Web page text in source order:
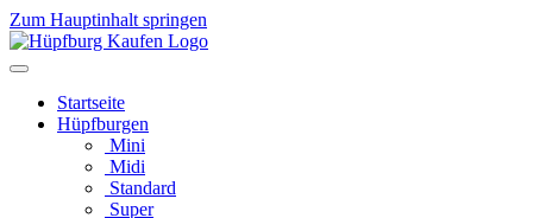
Zum Hauptinhalt springen
Startseite
Hüpfburgen
Mini
Midi
Standard
Super